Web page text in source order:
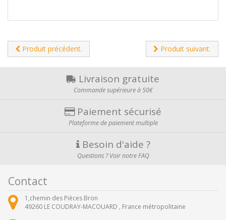
Produit précédent. Produit suivant.
Livraison gratuite
Commande supérieure à 50€
Paiement sécurisé
Plateforme de paiement multiple
Besoin d'aide ?
Questions ? Voir notre FAQ
Contact
1,chemin des Pièces Bron
49260 LE COUDRAY-MACOUARD , France métropolitaine